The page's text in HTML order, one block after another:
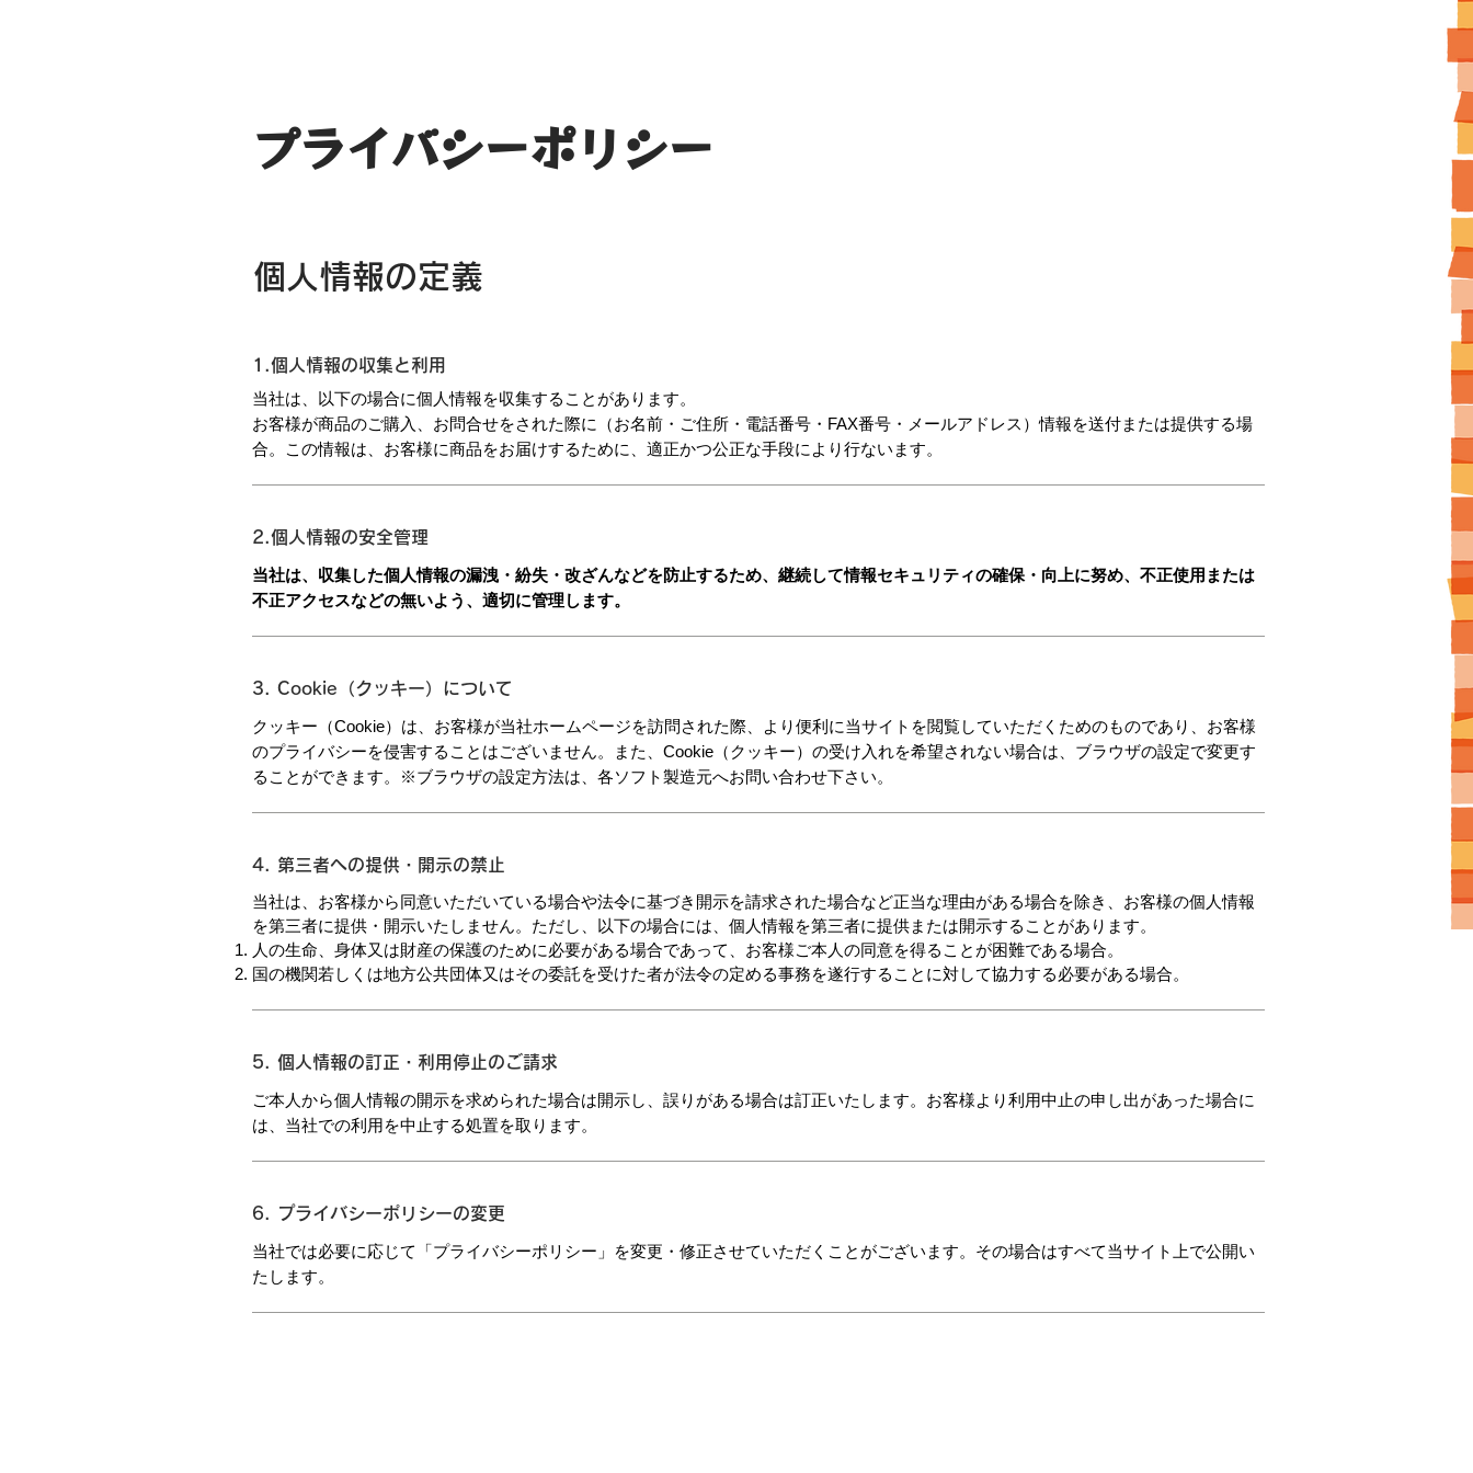
プライバシーポリシー
個人情報の定義
1.個人情報の収集と利用
当社は、以下の場合に個人情報を収集することがあります。
お客様が商品のご購入、お問合せをされた際に（お名前・ご住所・電話番号・FAX番号・メールアドレス）情報を送付または提供する場
合。この情報は、お客様に商品をお届けするために、適正かつ公正な手段により行ないます。
2.個人情報の安全管理
当社は、収集した個人情報の漏洩・紛失・改ざんなどを防止するため、継続して情報セキュリティの確保・向上に努め、不正使用または
不正アクセスなどの無いよう、適切に管理します。
3. Cookie（クッキー）について
クッキー（Cookie）は、お客様が当社ホームページを訪問された際、より便利に当サイトを閲覧していただくためのものであり、お客様
のプライバシーを侵害することはございません。また、Cookie（クッキー）の受け入れを希望されない場合は、ブラウザの設定で変更す
ることができます。※ブラウザの設定方法は、各ソフト製造元へお問い合わせ下さい。
4. 第三者への提供・開示の禁止
当社は、お客様から同意いただいている場合や法令に基づき開示を請求された場合など正当な理由がある場合を除き、お客様の個人情報
を第三者に提供・開示いたしません。ただし、以下の場合には、個人情報を第三者に提供または開示することがあります。
人の生命、身体又は財産の保護のために必要がある場合であって、お客様ご本人の同意を得ることが困難である場合。
国の機関若しくは地方公共団体又はその委託を受けた者が法令の定める事務を遂行することに対して協力する必要がある場合。
5. 個人情報の訂正・利用停止のご請求
ご本人から個人情報の開示を求められた場合は開示し、誤りがある場合は訂正いたします。お客様より利用中止の申し出があった場合に
は、当社での利用を中止する処置を取ります。
6. プライバシーポリシーの変更
当社では必要に応じて「プライバシーポリシー」を変更・修正させていただくことがございます。その場合はすべて当サイト上で公開い
たします。